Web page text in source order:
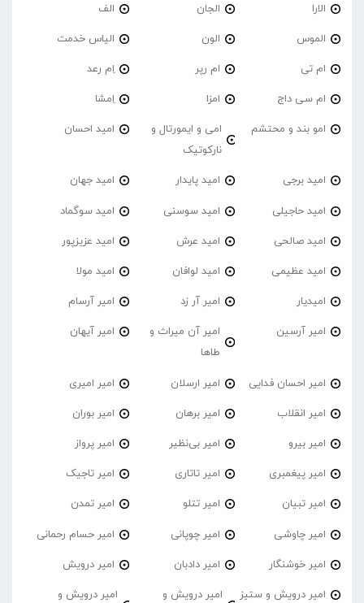
الارا الجان الف
الموس الون الیاس خدمت
ام تی ام رپر اِم رعد
ام سی داج امزا اِمشا
امو بند و محتشم
امی و ایمورتال و
نارکوتیک
امید احسان
امید برجی امید پایدار امید جهان
امید حاجیلی امید سوسنی امید سوگماد
امید صالحی امید عرش امید عزیزپور
امید عظیمی امید لوافان امید مولا
امیدیار امیر آر زد امیر آرسام
امیر آرسین
امیر آن میراث و
طاها
امیر آیهان
امیر احسان فدایی امیر ارسلان امیر امیری
امیر انقلاب امیر برهان امیر‌ بوران
امیر بیرو امیر بی‌نظیر امیر پرواز
امیر پیغمبری امیر تاتاری امیر تاجیک
امیر تبیان امیر تتلو امیر تمدن
امیر چاوشی امیر چوپانی امیر حسام رحمانی
امیر خوشنگار امیر دادبان امیر درویش
امیر درویش و ستیز
امیر درویش و
امیر درویش و